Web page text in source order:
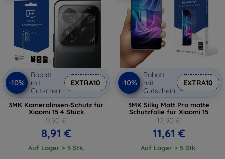
-10%
Rabatt
mit
Gutschein
EXTRA10
3MK Kameralinsen-Schutz für
Xiaomi 15 4 Stück
9,90 €
8,91 €
Auf Lager > 5 Stk.
-10%
Rabatt
mit
Gutschein
EXTRA10
3MK Silky Matt Pro matte
Schutzfolie für Xiaomi 15
12,90 €
11,61 €
Auf Lager > 5 Stk.